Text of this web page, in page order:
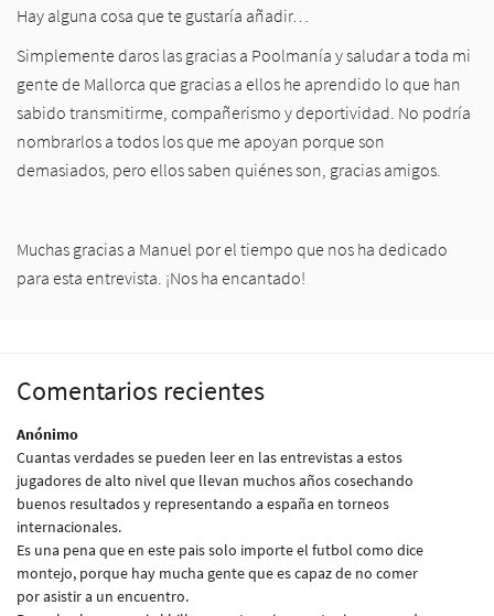
Hay alguna cosa que te gustaría añadir…
Simplemente daros las gracias a Poolmanía y saludar a toda mi
gente de Mallorca que gracias a ellos he aprendido lo que han
sabido transmitirme, compañerismo y deportividad. No podría
nombrarlos a todos los que me apoyan porque son
demasiados, pero ellos saben quiénes son, gracias amigos.
Muchas gracias a Manuel por el tiempo que nos ha dedicado
para esta entrevista. ¡Nos ha encantado!
Comentarios recientes
Anónimo
Cuantas verdades se pueden leer en las entrevistas a estos
jugadores de alto nivel que llevan muchos años cosechando
buenos resultados y representando a españa en torneos
internacionales.
Es una pena que en este pais solo importe el futbol como dice
montejo, porque hay mucha gente que es capaz de no comer
por asistir a un encuentro.